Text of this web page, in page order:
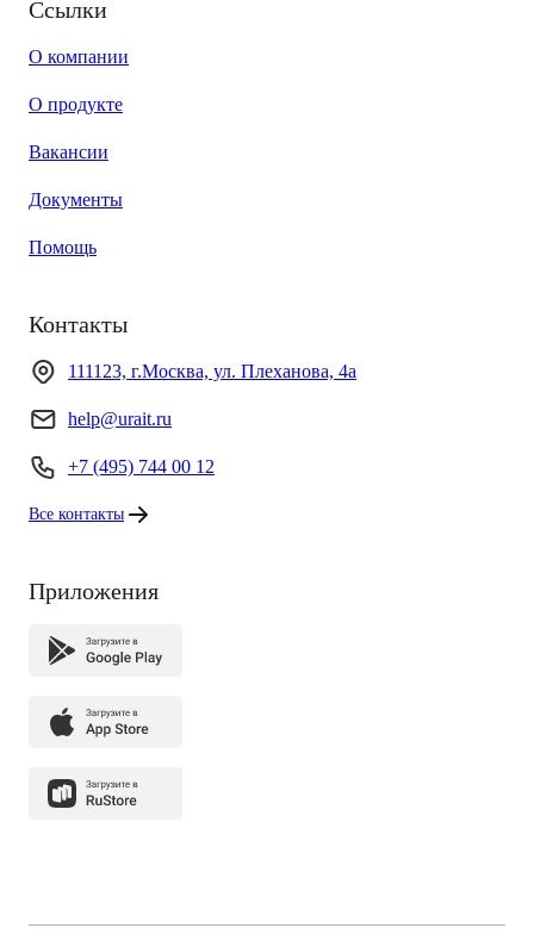
Ссылки
О компании
О продукте
Вакансии
Документы
Помощь
Контакты
111123, г.Москва, ул. Плеханова, 4а
help@urait.ru
+7 (495) 744 00 12
Все контакты
Приложения